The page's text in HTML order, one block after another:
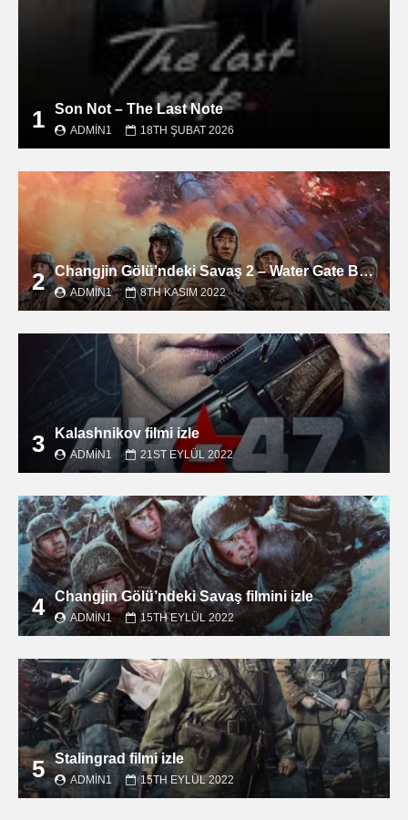
1 Son Not – The Last Note
ADMIN1 18TH ŞUBAT 2026
2 Changjin Gölü’ndeki Savaş 2 – Water Gate Bridge filmini izle
ADMIN1 8TH KASIM 2022
3 Kalashnikov filmi izle
ADMIN1 21ST EYLÜL 2022
4 Changjin Gölü’ndeki Savaş filmini izle
ADMIN1 15TH EYLÜL 2022
5 Stalingrad filmi izle
ADMIN1 15TH EYLÜL 2022